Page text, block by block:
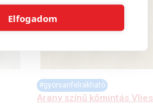
Elfogadom
#gyorsanfelrakható
Arany színű kőmintás Vlies